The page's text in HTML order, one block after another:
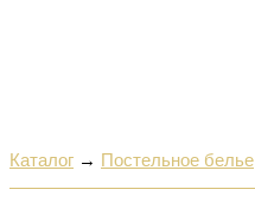
Каталог → Постельное белье